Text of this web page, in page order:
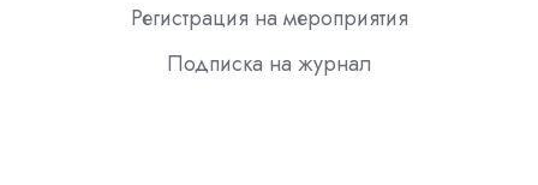
Регистрация на мероприятия
Подписка на журнал